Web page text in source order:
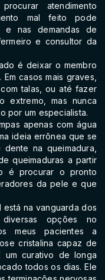
atendimento
mal feito pode
e nas demandas de
e consultor da
é deixar o membro
casos mais graves,
talas, ou até fazer
extremo, mas nunca
por um especialista.
apenas com água
ideia errônea que se
na queimadura,
queimaduras a partir
é procurar o pronto
da pele e que
na vanguarda dos
opções no
meus pacientes a
cristalina capaz de
um curativo de longa
todos os dias. Ele